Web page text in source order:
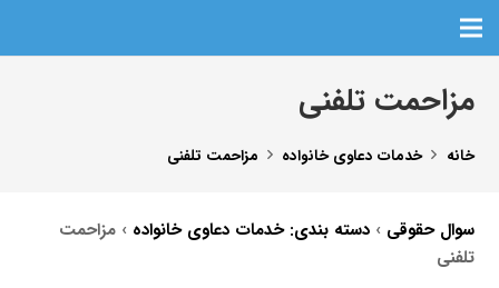
مزاحمت تلفنی
خانه خدمات دعاوی خانواده مزاحمت تلفنی
سوال حقوقی ›دسته بندی: خدمات دعاوی خانواده ›مزاحمت
تلفنی